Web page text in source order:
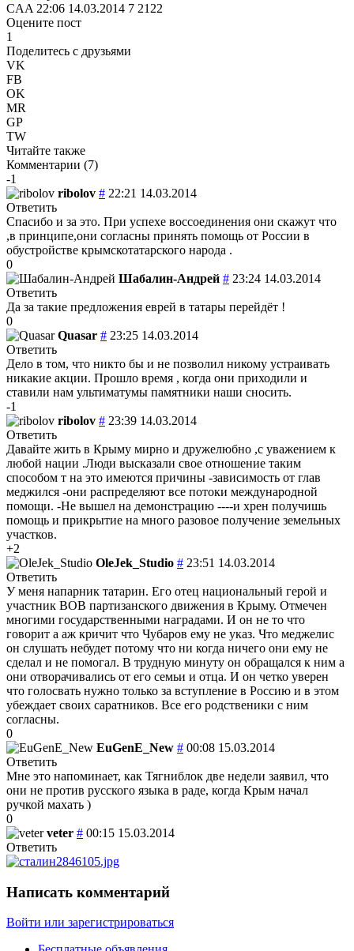
CAA 22:06 14.03.2014 7 2122
Оцените пост
1
Поделитесь с друзьями
VK
FB
OK
MR
GP
TW
Читайте также
Комментарии (7)
-1
ribolov # 22:21 14.03.2014
Ответить
Спасибо и за это. При успехе воссоединения они скажут что
,в принципе,они согласны принять помощь от России в
обустройстве крымскотатарского народа .
0
Шабалин-Андрей # 23:24 14.03.2014
Ответить
Да за такие предложения еврей в татары перейдёт !
0
Quasar # 23:25 14.03.2014
Ответить
Дело в том, что никто бы и не позволил никому устраивать
никакие акции. Прошло время , когда они приходили и
ставили нам ультиматумы памятники наши сносить.
-1
ribolov # 23:39 14.03.2014
Ответить
Давайте жить в Крыму мирно и дружелюбно ,с уважением к
любой нации .Люди высказали свое отношение таким
способом т на это имеются причины -зависимость от глав
меджился -они распределяют все потоки международной
помощи. -Не вышел на демонстрацию ----и хрен получишь
помощь и прикрытие на много разовое получение земельных
участков.
+2
OleJek_Studio # 23:51 14.03.2014
Ответить
У меня напарник татарин. Его отец национальный герой и
участник ВОВ партизанского движения в Крыму. Отмечен
многими государственными наградами. И он не то что
говорит а аж кричит что Чубаров ему не указ. Что меджелис
он слушать небудет потому что ни когда ничего они ему не
сделал и не помогал. В трудную минуту он обращался к ним а
они отворачивались от его семьи и отца. И он четко уверен
что голосвать нужно только за вступление в Россию и в этом
убеждает своих саратников. Все его родственики с ним
согласны.
0
EuGenE_New # 00:08 15.03.2014
Ответить
Мне это напоминает, как Тягниблок две недели заявил, что
они не против русского языка в раде, когда Крым начал
ручкой махать )
0
veter # 00:15 15.03.2014
Ответить
Написать комментарий
Войти или зарегистрироваться